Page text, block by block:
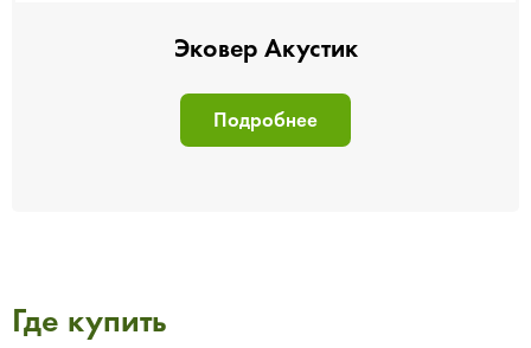
Эковер Акустик
Подробнее
Где купить